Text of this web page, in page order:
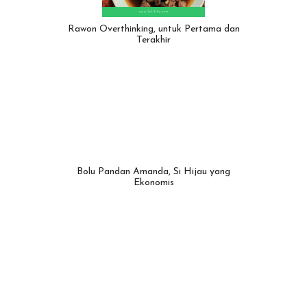
Rawon Overthinking, untuk Pertama dan
Terakhir
Bolu Pandan Amanda, Si Hijau yang
Ekonomis